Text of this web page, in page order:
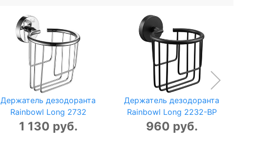
Держатель дезодоранта
Rainbowl Long 2732
1 130 руб.
Держатель дезодоранта
Rainbowl Long 2232-BP
960 руб.